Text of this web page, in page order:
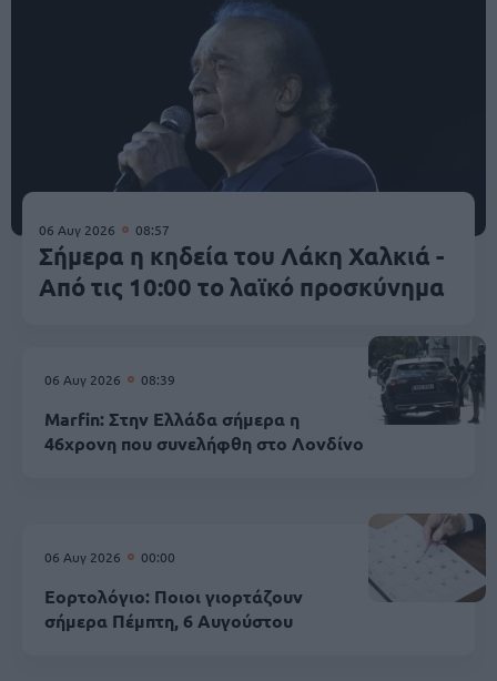
06 Αυγ 2026 08:57
Σήμερα η κηδεία του Λάκη Χαλκιά -
Από τις 10:00 το λαϊκό προσκύνημα
06 Αυγ 2026 08:39
Marfin: Στην Ελλάδα σήμερα η
46χρονη που συνελήφθη στο Λονδίνο
06 Αυγ 2026 00:00
Εορτολόγιο: Ποιοι γιορτάζουν
σήμερα Πέμπτη, 6 Αυγούστου